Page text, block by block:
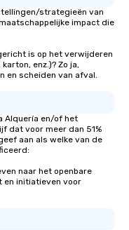
strategieën van
impact die
is op het verwijderen
enz.)? Zo ja,
en scheiden van afval.
Alquería en/of het
dat voor meer dan 51%
aan als welke van de
naar het openbare
en initiatieven voor